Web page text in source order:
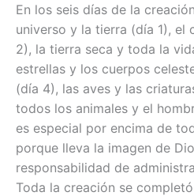
En los seis días de la
universo y la tierra (día 1), el
2), la tierra seca y toda la
estrellas y los cuerpos
(día 4), las aves y las
todos los animales y el
es especial por encima de
porque lleva la imagen de
responsabilidad de
Toda la creación se